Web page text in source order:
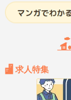
求人特集